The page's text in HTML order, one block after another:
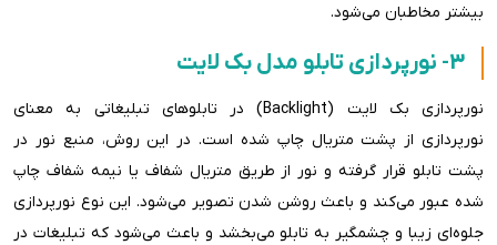
بیشتر مخاطبان می‌شود.
3- نورپردازی تابلو مدل بک لایت
نورپردازی بک لایت (Backlight) در تابلوهای تبلیغاتی به معنای
نورپردازی از پشت متریال چاپ شده است. در این روش، منبع نور در
پشت تابلو قرار گرفته و نور از طریق متریال شفاف یا نیمه شفاف چاپ
شده عبور می‌کند و باعث روشن شدن تصویر می‌شود. این نوع نورپردازی
جلوه‌ای زیبا و چشمگیر به تابلو می‌بخشد و باعث می‌شود که تبلیغات در